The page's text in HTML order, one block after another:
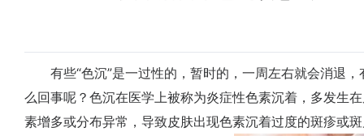
有些“色沉”是一过性的，暂时的，一周左右就会消退，
么回事呢？色沉在医学上被称为炎症性色素沉着，多发生
素增多或分布异常，导致皮肤出现色素沉着过度的斑疹或